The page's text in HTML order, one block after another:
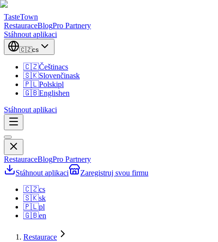
TasteTown
RestauraceBlogPro Partnery
Stáhnout aplikaci
🇨🇿cs
🇨🇿Češtinacs
🇸🇰Slovenčinask
🇵🇱Polskipl
🇬🇧Englishen
Stáhnout aplikaci
RestauraceBlogPro Partnery
Stáhnout aplikaci
Zaregistruj svou firmu
🇨🇿cs
🇸🇰sk
🇵🇱pl
🇬🇧en
Restaurace